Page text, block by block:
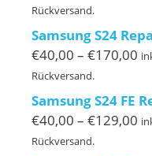
Rückversand.
Samsung S24
€40,00 – €170,00
bis
Rückversand.
Samsung S24 FE
€40,00 – €129,00
Rückversand.